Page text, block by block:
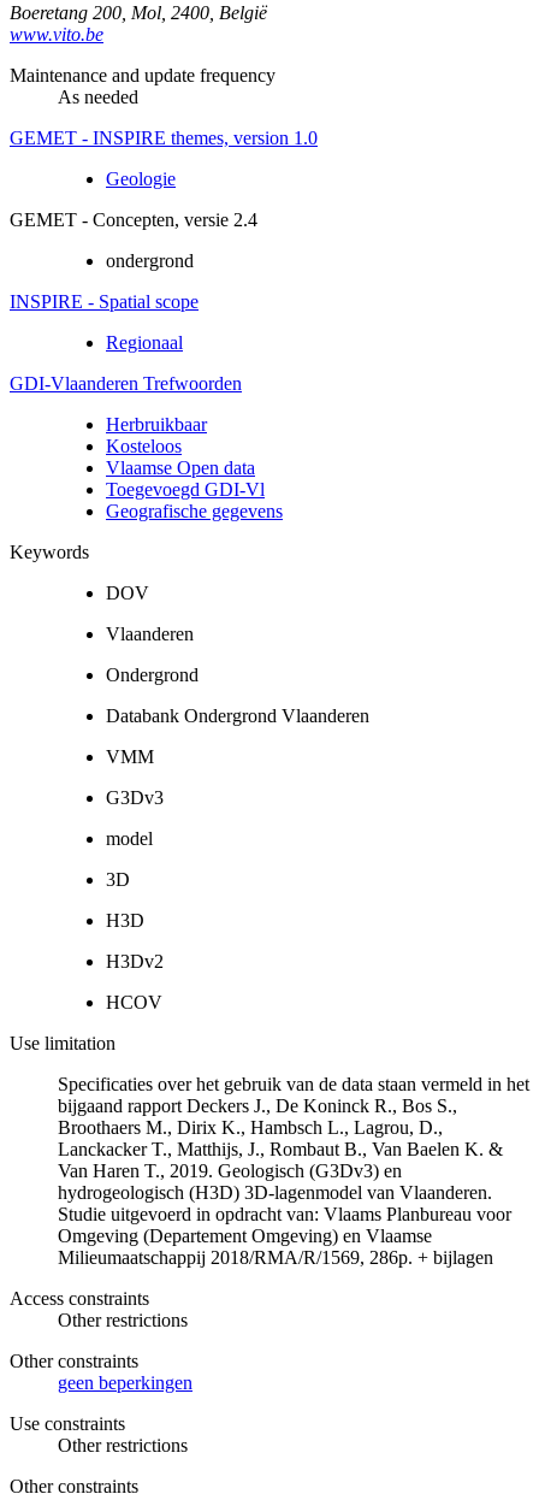
Boeretang 200 Mol 2400 België
www.vito.be
Maintenance and update frequency
As needed
GEMET - INSPIRE themes, version 1.0
Geologie
GEMET - Concepten, versie 2.4
ondergrond
INSPIRE - Spatial scope
Regionaal
GDI-Vlaanderen Trefwoorden
Herbruikbaar
Kosteloos
Vlaamse Open data
Toegevoegd GDI-Vl
Geografische gegevens
Keywords
DOV
Vlaanderen
Ondergrond
Databank Ondergrond Vlaanderen
VMM
G3Dv3
model
3D
H3D
H3Dv2
HCOV
Use limitation
Specificaties over het gebruik van de data staan vermeld in het
bijgaand rapport Deckers J., De Koninck R., Bos S.,
Broothaers M., Dirix K., Hambsch L., Lagrou, D.,
Lanckacker T., Matthijs, J., Rombaut B., Van Baelen K. &
Van Haren T., 2019. Geologisch (G3Dv3) en
hydrogeologisch (H3D) 3D-lagenmodel van Vlaanderen.
Studie uitgevoerd in opdracht van: Vlaams Planbureau voor
Omgeving (Departement Omgeving) en Vlaamse
Milieumaatschappij 2018/RMA/R/1569, 286p. + bijlagen
Access constraints
Other restrictions
Other constraints
geen beperkingen
Use constraints
Other restrictions
Other constraints